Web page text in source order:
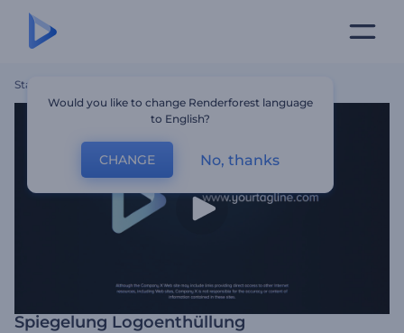
Startseite
Spiegelung Logoenthüllung
Would you like to change Renderforest language
to English?
CHANGE No, thanks